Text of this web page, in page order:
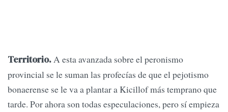
Territorio.A esta avanzada sobre el peronismo
provincial se le suman las profecías de que el pejotismo
bonaerense se le va a plantar a Kicillof más temprano que
tarde. Por ahora son todas especulaciones, pero sí empieza